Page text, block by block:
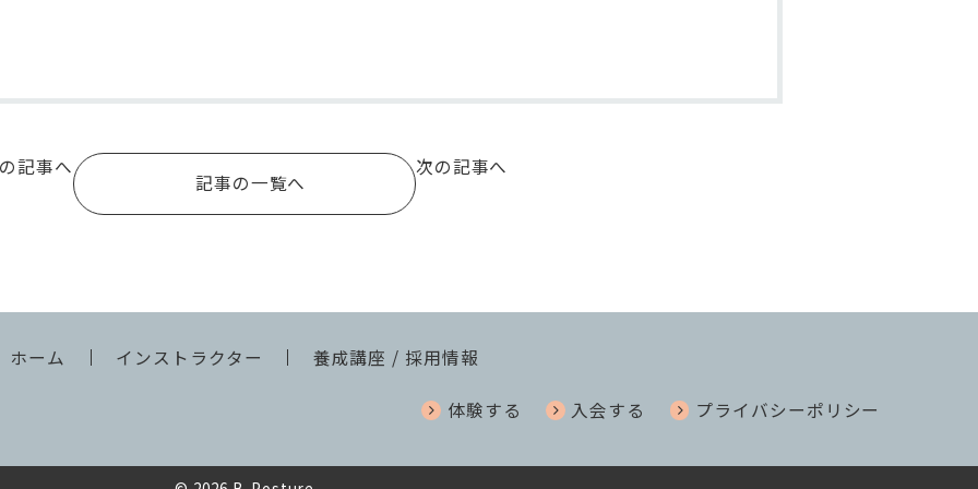
記事へ
記事の一覧へ
次の記事へ
ホーム インストラクター 養成講座 / 採用情報
体験する 入会する プライバシーポリシー